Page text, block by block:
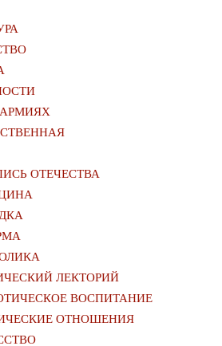
ОТЕЧЕСТВА
ЛЕКТОРИЙ
ВОСПИТАНИЕ
ОТНОШЕНИЯ